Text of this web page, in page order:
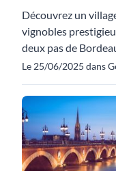
Découvrez un
vignobles
deux pas de
Le 25/06/2025 dans